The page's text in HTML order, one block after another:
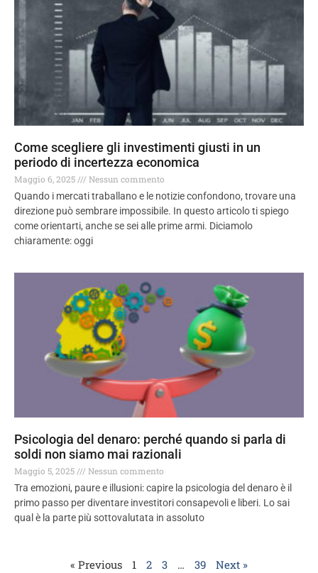
Come scegliere gli investimenti giusti in un
periodo di incertezza economica
Maggio 6, 2025
Nessun commento
Quando i mercati traballano e le notizie confondono, trovare una
direzione può sembrare impossibile. In questo articolo ti spiego
come orientarti, anche se sei alle prime armi. Diciamolo
chiaramente: oggi
Psicologia del denaro: perché quando si parla di
soldi non siamo mai razionali
Maggio 5, 2025
Nessun commento
Tra emozioni, paure e illusioni: capire la psicologia del denaro è il
primo passo per diventare investitori consapevoli e liberi. Lo sai
qual è la parte più sottovalutata in assoluto
« Previous 1 2 3 … 39 Next »